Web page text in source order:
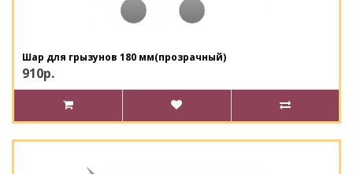
Шар для грызунов 180 мм(прозрачный)
910р.